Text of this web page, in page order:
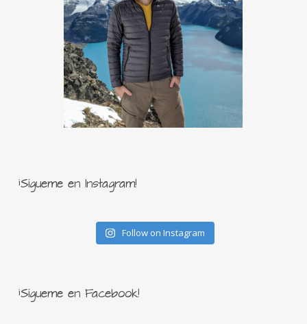
¡Sígueme en Instagram!
Follow on Instagram
¡Sígueme en Facebook!